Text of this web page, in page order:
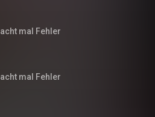
mal Fehler
mal Fehler